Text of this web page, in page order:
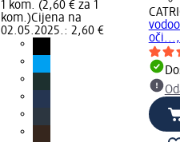
1 kom. (2,60 € za 1
kom.)Cijena na
02.05.2025.: 2,60 €
CATRICE
oči...,